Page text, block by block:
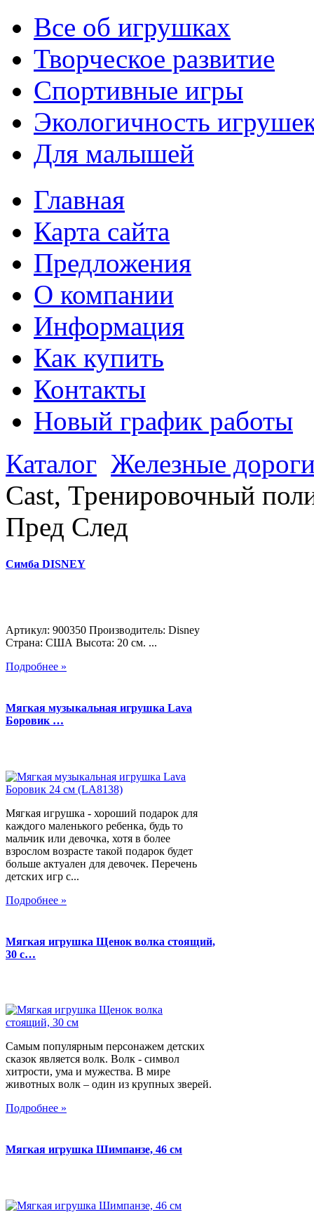
Все об игрушках
Творческое развитие
Спортивные игры
Экологичность
Для малышей
Главная
Карта сайта
Предложения
О компании
Информация
Как купить
Контакты
Новый график работы
Каталог Железные
Cast, Тренировочный
Пред След
Симба DISNEY
Артикул: 900350 Производитель: Disney
Страна: США Высота: 20 см. ...
Подробнее »
Мягкая музыкальная игрушка Lava
Боровик …
Мягкая игрушка - хороший подарок для
каждого маленького ребенка, будь то
мальчик или девочка, хотя в более
взрослом возрасте такой подарок будет
больше актуален для девочек. Перечень
детских игр с...
Подробнее »
Мягкая игрушка Щенок волка стоящий,
30 с…
Самым популярным персонажем детских
сказок является волк. Волк - символ
хитрости, ума и мужества. В мире
животных волк – один из крупных зверей.
Подробнее »
Мягкая игрушка Шимпанзе, 46 см